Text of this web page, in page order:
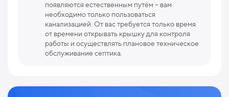
появляются естественным путём – вам
необходимо только пользоваться
канализацией. От вас требуется только время
от времени открывать крышку для контроля
работы и осуществлять плановое техническое
обслуживание септика.